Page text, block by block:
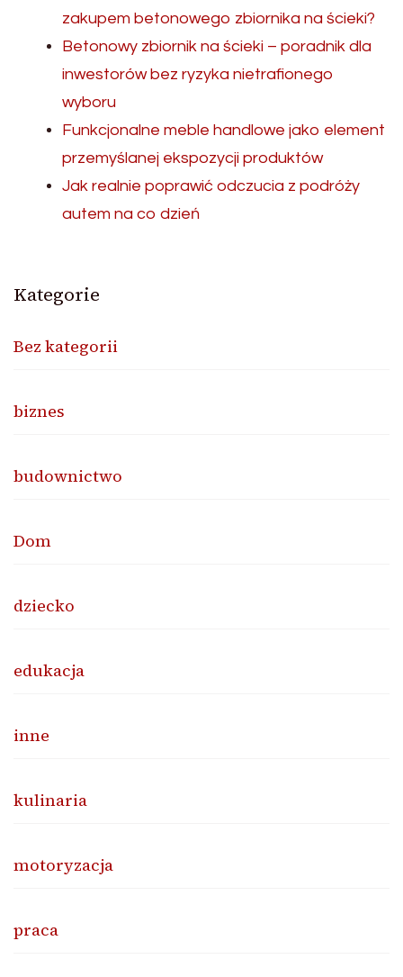
zakupem betonowego zbiornika na ścieki?
Betonowy zbiornik na ścieki – poradnik dla
inwestorów bez ryzyka nietrafionego
wyboru
Funkcjonalne meble handlowe jako element
przemyślanej ekspozycji produktów
Jak realnie poprawić odczucia z podróży
autem na co dzień
Kategorie
Bez kategorii
biznes
budownictwo
Dom
dziecko
edukacja
inne
kulinaria
motoryzacja
praca